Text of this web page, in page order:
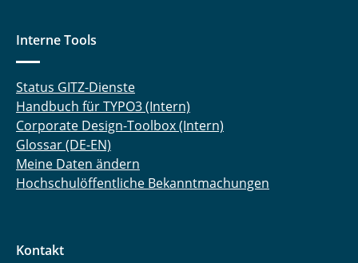
Interne Tools
Status GITZ-Dienste
Handbuch für TYPO3 (Intern)
Corporate Design-Toolbox (Intern)
Glossar (DE-EN)
Meine Daten ändern
Hochschulöffentliche Bekanntmachungen
Kontakt